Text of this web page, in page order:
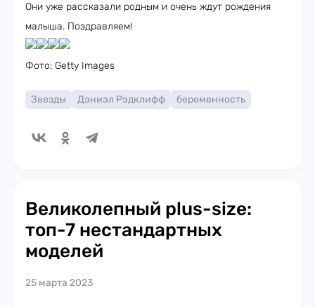
Они уже рассказали родным и очень ждут рождения
малыша. Поздравляем!
Фото: Getty Images
Звезды Дэниэл Рэдклифф беременность
Великолепный plus-size:
топ-7 нестандартных
моделей
25 марта 2023